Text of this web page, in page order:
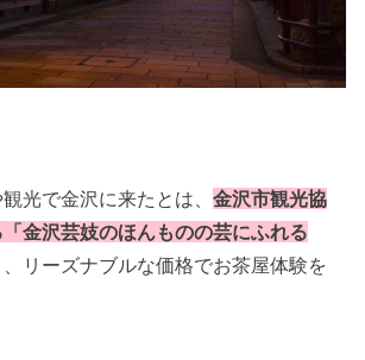
光で金沢に来たとは、金沢市観光協
金沢芸妓のほんものの芸にふれる
リーズナブルな価格でお茶屋体験を